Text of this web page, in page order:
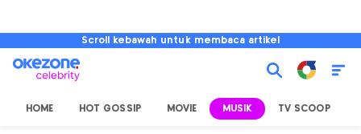
Scroll kebawah untuk membaca artikel
HOME HOT GOSSIP MOVIE MUSIK TV SCOOP